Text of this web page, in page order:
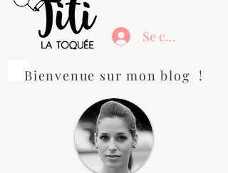
Se connecter
Bienvenue sur mon blog !